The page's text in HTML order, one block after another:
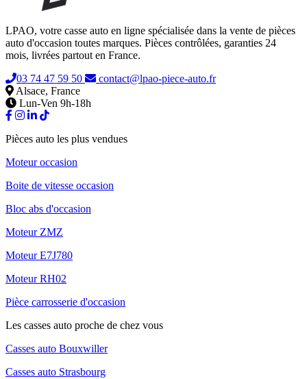
LPAO, votre casse auto en ligne spécialisée dans la vente de pièces
auto d'occasion toutes marques. Pièces contrôlées, garanties 24
mois, livrées partout en France.
03 74 47 59 50
contact@lpao-piece-auto.fr
Alsace, France
Lun-Ven 9h-18h
Pièces auto les plus vendues
Moteur occasion
Boite de vitesse occasion
Bloc abs d'occasion
Moteur ZMZ
Moteur E7J780
Moteur RH02
Pièce carrosserie d'occasion
Les casses auto proche de chez vous
Casses auto Bouxwiller
Casses auto Strasbourg